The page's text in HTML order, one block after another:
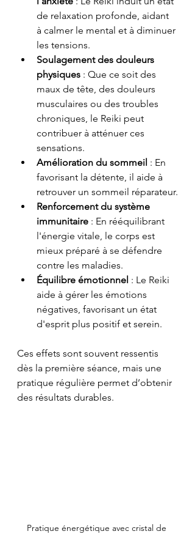
de relaxation profonde, aidant
à calmer le mental et à diminuer
les tensions.
Soulagement des douleurs
physiques : Que ce soit des
maux de tête, des douleurs
musculaires ou des troubles
chroniques, le Reiki peut
contribuer à atténuer ces
sensations.
Amélioration du sommeil : En
favorisant la détente, il aide à
retrouver un sommeil réparateur.
Renforcement du système
immunitaire : En rééquilibrant
l'énergie vitale, le corps est
mieux préparé à se défendre
contre les maladies.
Équilibre émotionnel : Le Reiki
aide à gérer les émotions
négatives, favorisant un état
d'esprit plus positif et serein.
Ces effets sont souvent ressentis
dès la première séance, mais une
pratique régulière permet d’obtenir
des résultats durables.
Pratique énergétique avec cristal de